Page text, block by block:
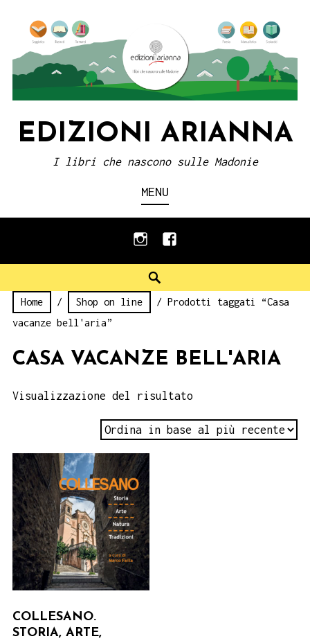
content
EDIZIONI ARIANNA
I libri che nascono sulle Madonie
MENU
instagramfacebook
Home / Shop on line
/ Prodotti taggati “Casa
vacanze bell'aria”
CASA VACANZE BELL'ARIA
Visualizzazione del risultato
COLLESANO.
STORIA, ARTE,